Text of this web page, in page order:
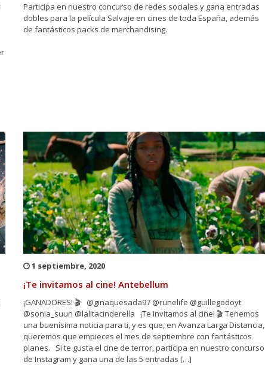
Participa en nuestro concurso de redes sociales y gana entradas
dobles para la película Salvaje en cines de toda España, además
de fantásticos packs de merchandising.
1 septiembre, 2020
¡Te invitamos al cine! Antebellum
¡GANADORES! 🎬 @ginaquesada97 @runelife @guillegodoyt
@sonia_suun @lalitacinderella ¡Te invitamos al cine! 🎬 Tenemos
una buenísima noticia para ti, y es que, en Avanza Larga Distancia,
queremos que empieces el mes de septiembre con fantásticos
planes. Si te gusta el cine de terror, participa en nuestro concurso
de Instagram y gana una de las 5 entradas […]